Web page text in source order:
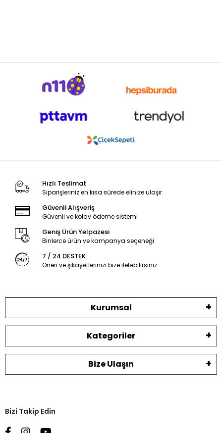
Hızlı Teslimat
Siparişleriniz en kısa sürede elinize ulaşır.
Güvenli Alışveriş
Güvenli ve kolay ödeme sistemi
Geniş Ürün Yelpazesi
Binlerce ürün ve kampanya seçeneği
7 / 24 DESTEK
Öneri ve şikayetlerinizi bize iletebilirsiniz.
Kurumsal
Kategoriler
Bize Ulaşın
Bizi Takip Edin